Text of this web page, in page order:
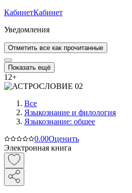
КабинетКабинет
Уведомления
Отметить все как прочитанные
Показать ещё
12+
Все
Языкознание и филология
Языкознание: общее
0.00Оценить
Электронная книга